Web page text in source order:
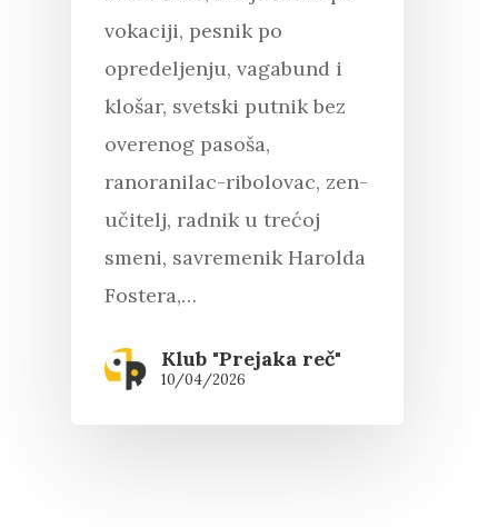
Pritisnite "Enter" da pretražite ili
"Esc" da izađete
vokaciji, pesnik po
opredeljenju, vagabund i
klošar, svetski putnik bez
overenog pasoša,
ranoranilac-ribolovac, zen-
učitelj, radnik u trećoj
smeni, savremenik Harolda
Fostera,…
Klub "Prejaka reč"
10/04/2026